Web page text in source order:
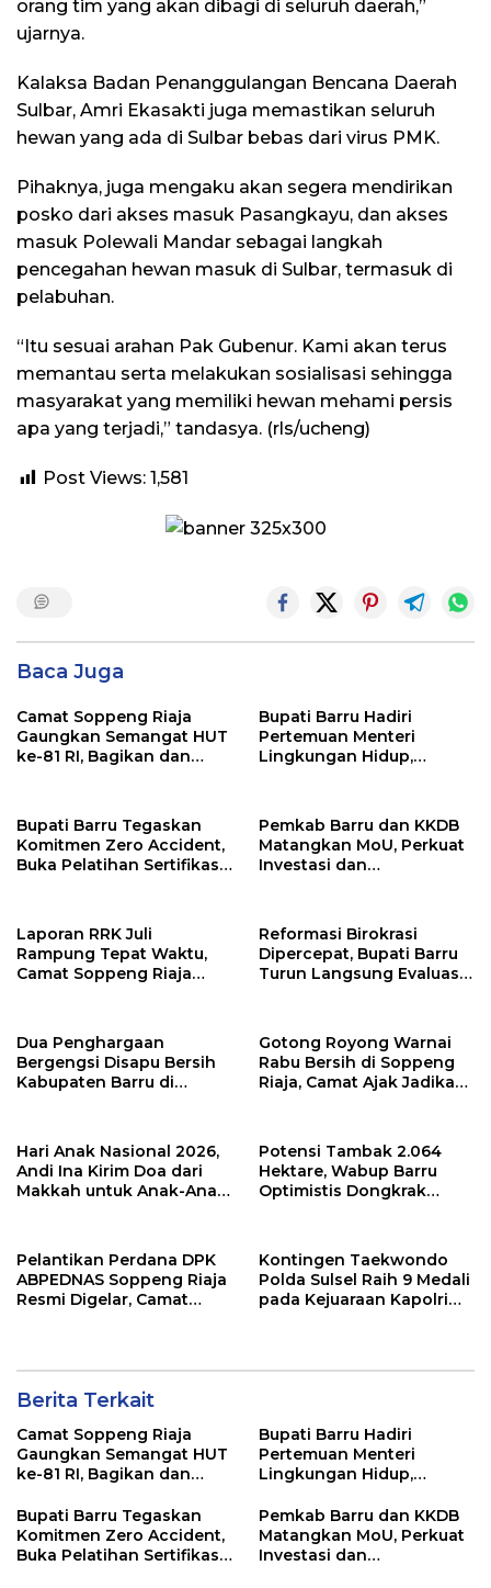
orang tim yang akan dibagi di seluruh daerah,”
ujarnya.
Kalaksa Badan Penanggulangan Bencana Daerah
Sulbar, Amri Ekasakti juga memastikan seluruh
hewan yang ada di Sulbar bebas dari virus PMK.
Pihaknya, juga mengaku akan segera mendirikan
posko dari akses masuk Pasangkayu, dan akses
masuk Polewali Mandar sebagai langkah
pencegahan hewan masuk di Sulbar, termasuk di
pelabuhan.
“Itu sesuai arahan Pak Gubenur. Kami akan terus
memantau serta melakukan sosialisasi sehingga
masyarakat yang memiliki hewan mehami persis
apa yang terjadi,” tandasya. (rls/ucheng)
Post Views: 1,581
Baca Juga
Camat Soppeng Riaja
Gaungkan Semangat HUT
ke-81 RI, Bagikan dan
Rumah Warga
Bupati Barru Hadiri
Pertemuan Menteri
Lingkungan Hidup,
Sampah Berkelanjutan
Bupati Barru Tegaskan
Komitmen Zero Accident,
Buka Pelatihan Sertifikasi
Pemkab Barru dan KKDB
Matangkan MoU, Perkuat
Investasi dan
Laporan RRK Juli
Rampung Tepat Waktu,
Camat Soppeng Riaja
Reformasi Birokrasi
Dipercepat, Bupati Barru
Turun Langsung Evaluasi
Dua Penghargaan
Bergengsi Disapu Bersih
Kabupaten Barru di
Gotong Royong Warnai
Rabu Bersih di Soppeng
Riaja, Camat Ajak Jadikan
Hari Anak Nasional 2026,
Andi Ina Kirim Doa dari
Makkah untuk Anak-Anak
Potensi Tambak 2.064
Hektare, Wabup Barru
Optimistis Dongkrak
Pelantikan Perdana DPK
ABPEDNAS Soppeng Riaja
Resmi Digelar, Camat
Kontingen Taekwondo
Polda Sulsel Raih 9 Medali
pada Kejuaraan Kapolri
Berita Terkait
Camat Soppeng Riaja
Gaungkan Semangat HUT
ke-81 RI, Bagikan dan
Bendera Merah Putih di
Rumah Warga
Bupati Barru Hadiri
Pertemuan Menteri
Lingkungan Hidup,
Dukung Pengelolaan
Sampah Berkelanjutan
Bupati Barru Tegaskan
Komitmen Zero Accident,
Buka Pelatihan Sertifikasi
Pemkab Barru dan KKDB
Matangkan MoU, Perkuat
Investasi dan